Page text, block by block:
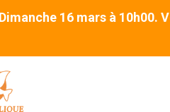
16 mars à